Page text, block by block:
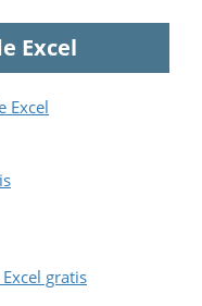
Excel
Excel
gratis